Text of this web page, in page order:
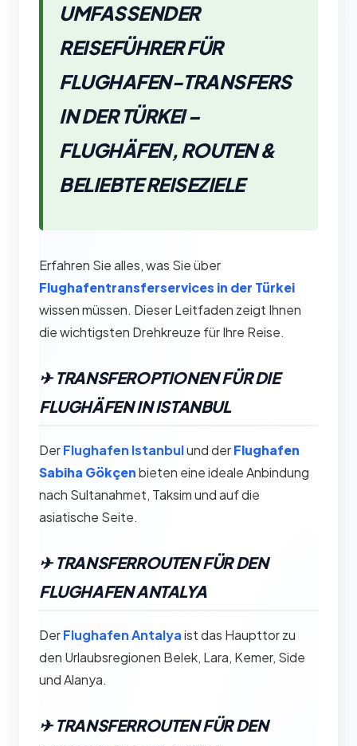
UMFASSENDER
REISEFÜHRER FÜR
FLUGHAFEN-TRANSFERS
IN DER TÜRKEI –
FLUGHÄFEN, ROUTEN &
BELIEBTE REISEZIELE
Erfahren Sie alles, was Sie über
Flughafentransferservices in der Türkei
wissen müssen. Dieser Leitfaden zeigt Ihnen
die wichtigsten Drehkreuze für Ihre Reise.
✈︎ TRANSFEROPTIONEN FÜR DIE
FLUGHÄFEN IN ISTANBUL
DerFlughafen Istanbulund derFlughafen
Sabiha Gökçenbieten eine ideale Anbindung
nach Sultanahmet, Taksim und auf die
asiatische Seite.
✈︎ TRANSFERROUTEN FÜR DEN
FLUGHAFEN ANTALYA
DerFlughafen Antalyaist das Haupttor zu
den Urlaubsregionen Belek, Lara, Kemer, Side
und Alanya.
✈︎ TRANSFERROUTEN FÜR DEN